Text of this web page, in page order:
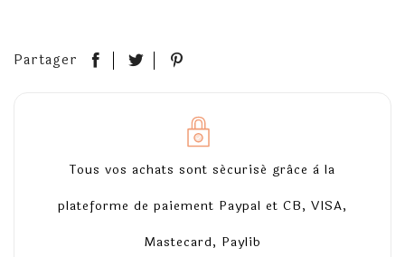
Partager
Tous vos achats sont sécurisé grâce à la
plateforme de paiement Paypal et CB, VISA,
Mastecard, Paylib